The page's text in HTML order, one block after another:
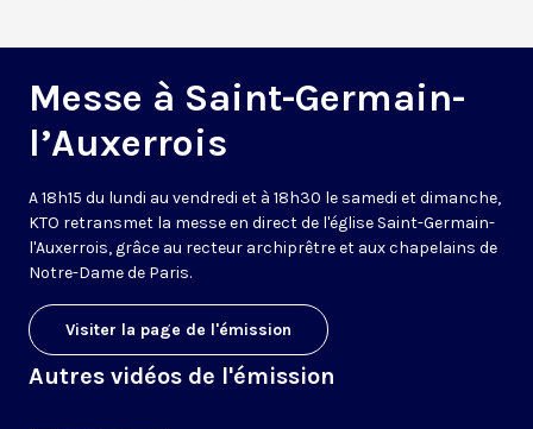
Messe à Saint-Germain-
l’Auxerrois
A 18h15 du lundi au vendredi et à 18h30 le samedi et dimanche,
KTO retransmet la messe en direct de l'église Saint-Germain-
l'Auxerrois, grâce au recteur archiprêtre et aux chapelains de
Notre-Dame de Paris.
Visiter la page de l'émission
Autres vidéos de l'émission